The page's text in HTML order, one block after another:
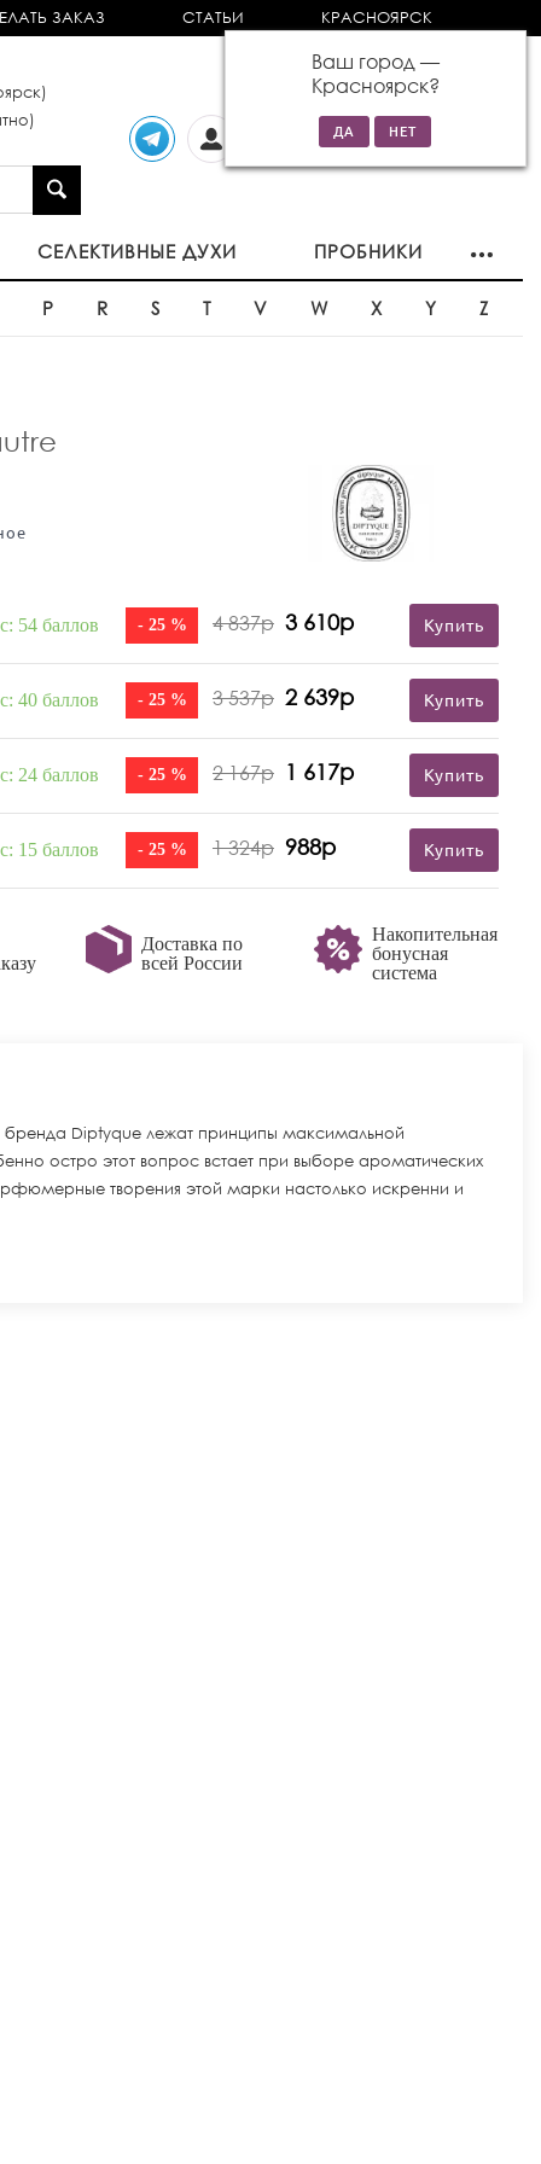
ЗАКАЗ СТАТЬИ КРАСНОЯРСК
Ваш город —
Красноярск?
0 товаров
на сумму 0р
СЕЛЕКТИВНЫЕ ДУХИ ПРОБНИКИ
P R S T V W X Y Z
54 баллов - 25 % 4 837р 3 610р Купить
40 баллов - 25 % 3 537р 2 639р Купить
24 баллов - 25 % 2 167р 1 617р Купить
15 баллов - 25 % 1 324р 988р Купить
Доставка по
всей России
Накопительная
бонусная
система
бренда Diptyque лежат принципы максимальной
остро этот вопрос встает при выборе ароматических
творения этой марки настолько искренни и